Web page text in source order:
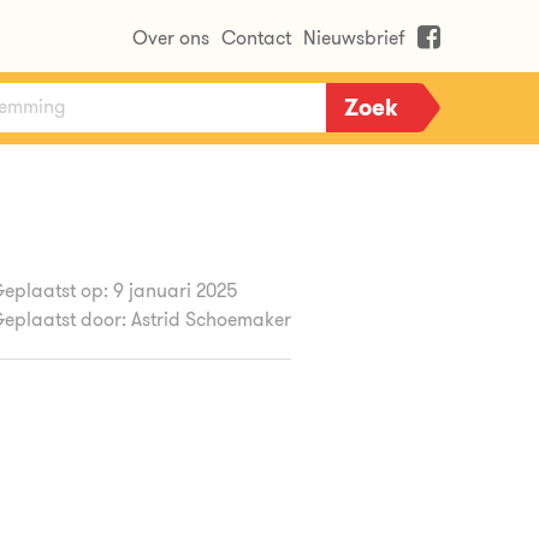
Over ons Contact Nieuwsbrief
op: 9 januari 2025
door: Astrid Schoemaker